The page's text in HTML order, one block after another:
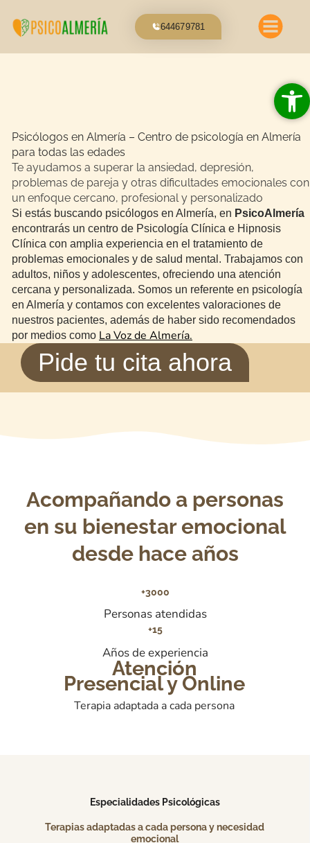
contenido
644679781
Psicólogos en Almería – Centro de psicología en Almería
para todas las edades
Te ayudamos a superar la ansiedad, depresión,
problemas de pareja y otras dificultades emocionales con
un enfoque cercano, profesional y personalizado
Si estás buscando psicólogos en Almería, en PsicoAlmería
encontrarás un centro de Psicología Clínica e Hipnosis
Clínica con amplia experiencia en el tratamiento de
problemas emocionales y de salud mental. Trabajamos con
adultos, niños y adolescentes, ofreciendo una atención
cercana y personalizada. Somos un referente en psicología
en Almería y contamos con excelentes valoraciones de
nuestros pacientes, además de haber sido recomendados
por medios como La Voz de Almería.
Pide tu cita ahora
Acompañando a personas
en su bienestar emocional
desde hace años
+3000
Personas atendidas
+15
Años de experiencia
Atención
Presencial y Online
Terapia adaptada a cada persona
Especialidades Psicológicas
Terapias adaptadas a cada persona y necesidad
emocional
Abrir